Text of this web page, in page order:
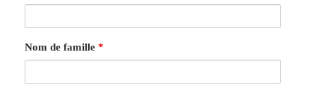
Nom de famille *